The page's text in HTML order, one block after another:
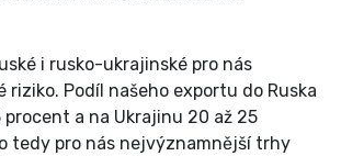
i rusko-ukrajinské pro nás
Podíl našeho exportu do Ruska
procent a na Ukrajinu 20 až 25
tedy pro nás nejvýznamnější trhy